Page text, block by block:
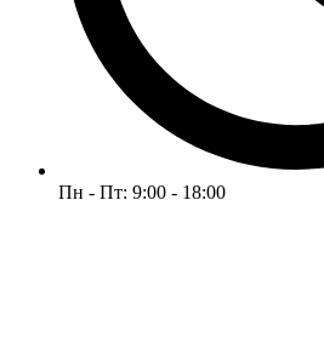
Пн - Пт: 9:00 - 18:00